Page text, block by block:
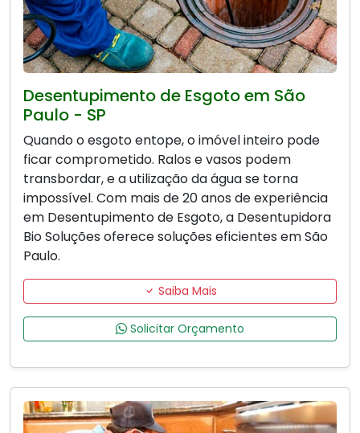
Desentupimento de Esgoto em São
Paulo - SP
Quando o esgoto entope, o imóvel inteiro pode
ficar comprometido. Ralos e vasos podem
transbordar, e a utilização da água se torna
impossível. Com mais de 20 anos de experiência
em Desentupimento de Esgoto, a Desentupidora
Bio Soluções oferece soluções eficientes em São
Paulo.
Saiba Mais
Solicitar Orçamento